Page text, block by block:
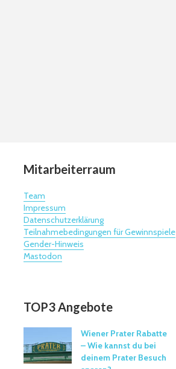
Mitarbeiterraum
Team
Impressum
Datenschutzerklärung
Teilnahmebedingungen für Gewinnspiele
Gender-Hinweis
Mastodon
TOP3 Angebote
Wiener Prater Rabatte
– Wie kannst du bei
deinem Prater Besuch